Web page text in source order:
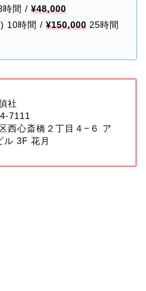
時間 / ¥48,000
10時間 / ¥150,000 25時間
社
7111
西心斎橋２丁目４−６ ア
ル 3F 花月